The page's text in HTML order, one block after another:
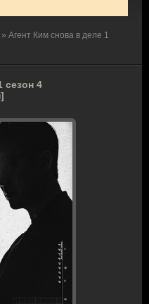
» Агент Ким снова в деле 1
сезон 4